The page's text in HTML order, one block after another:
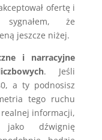
ofertę i
sygnałem, że
jeszcze niżej.
i narracyjne
. Jeśli
a ty podnosisz
tego ruchu
informacji,
jako dźwignię